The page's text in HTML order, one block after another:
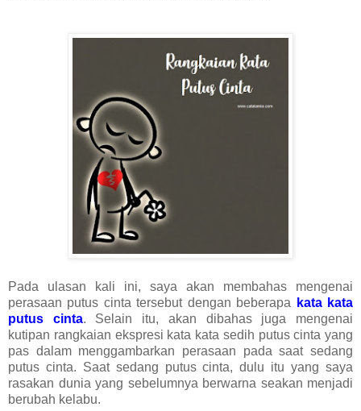
Pada ulasan kali ini, saya akan membahas mengenai
perasaan putus cinta tersebut dengan beberapa
kata kata
putus cinta. Selain itu, akan dibahas juga mengenai
kutipan rangkaian ekspresi kata kata sedih putus cinta yang
pas dalam menggambarkan perasaan pada saat sedang
putus cinta. Saat sedang putus cinta, dulu itu yang saya
rasakan dunia yang sebelumnya berwarna seakan menjadi
berubah kelabu.